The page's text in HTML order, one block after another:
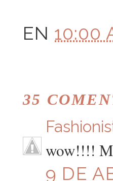
EN 10:00
35
wow!!!!
9 DE